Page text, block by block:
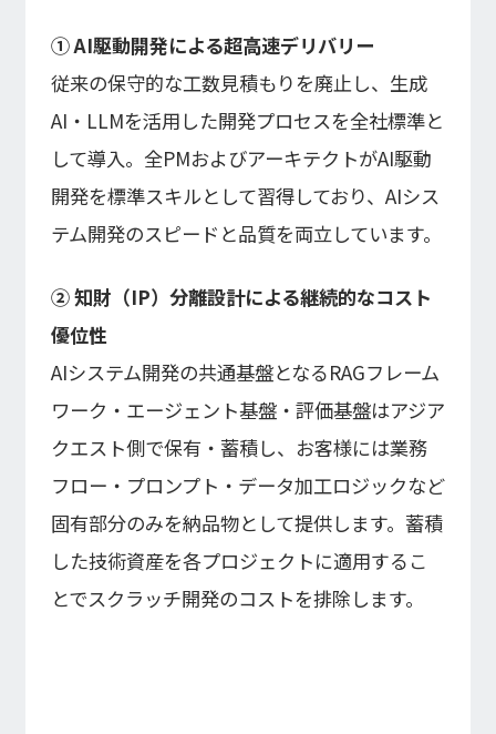
① AI駆動開発による超高速デリバリー
従来の保守的な工数見積もりを廃止し、生成
AI・LLMを活用した開発プロセスを全社標準と
して導入。全PMおよびアーキテクトがAI駆動
開発を標準スキルとして習得しており、AIシス
テム開発のスピードと品質を両立しています。
② 知財（IP）分離設計による継続的なコスト
優位性
AIシステム開発の共通基盤となるRAGフレーム
ワーク・エージェント基盤・評価基盤はアジア
クエスト側で保有・蓄積し、お客様には業務
フロー・プロンプト・データ加工ロジックなど
固有部分のみを納品物として提供します。蓄積
した技術資産を各プロジェクトに適用するこ
とでスクラッチ開発のコストを排除します。